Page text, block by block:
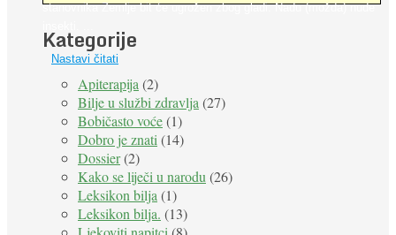
stanovnika Zemlje bit će ugrožen zbog gladi. Nadu (možda) nude
Nastavi čitati
Kategorije
Apiterapija (2)
Bilje u službi zdravlja (27)
Bobičasto voće(1)
Dobro je znati (14)
Dossier(2)
Kako se liječi u narodu (26)
Leksikon bilja (1)
Leksikon bilja. (13)